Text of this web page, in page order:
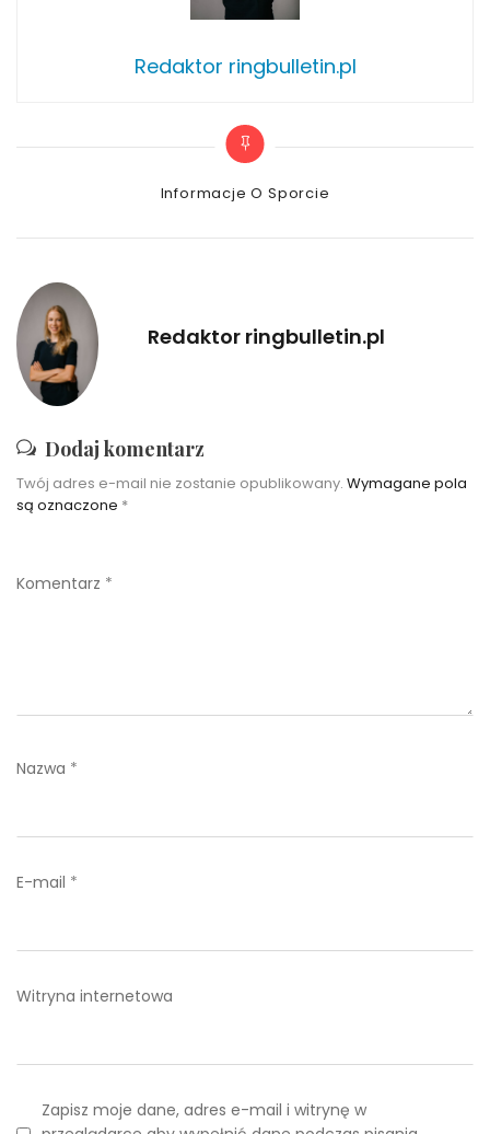
Redaktor ringbulletin.pl
Categories
Informacje O Sporcie
Redaktor ringbulletin.pl
Dodaj komentarz
Twój adres e-mail nie zostanie opublikowany. Wymagane pola
są oznaczone *
Komentarz *
Nazwa *
E-mail *
Witryna internetowa
Zapisz moje dane, adres e-mail i witrynę w